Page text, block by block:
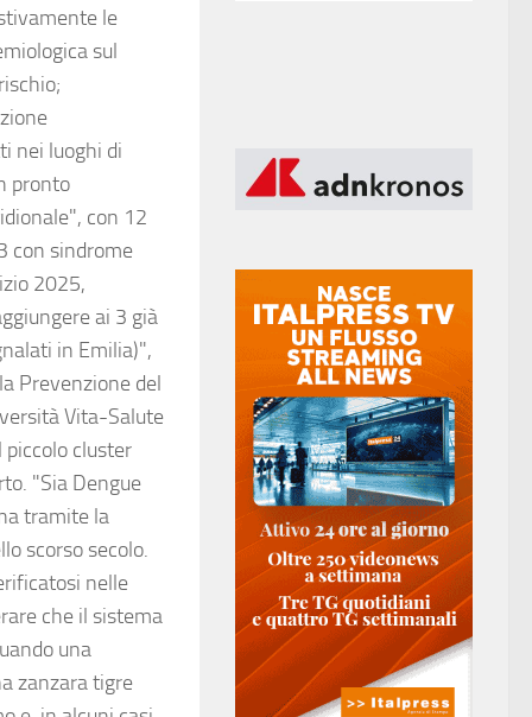
le
sul
nei luoghi di
pronto
con 12
con sindrome
2025,
ai 3 già
in Emilia)",
Prevenzione del
Vita-Salute
piccolo cluster
"Sia Dengue
tramite la
scorso secolo.
nelle
che il sistema
una
zanzara tigre